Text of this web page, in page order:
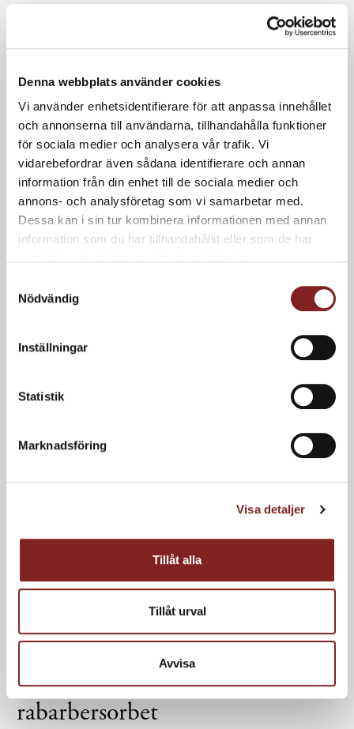
Denna webbplats använder cookies
Vi använder enhetsidentifierare för att anpassa innehållet
och annonserna till användarna, tillhandahålla funktioner
för sociala medier och analysera vår trafik. Vi
vidarebefordrar även sådana identifierare och annan
information från din enhet till de sociala medier och
annons- och analysföretag som vi samarbetar med.
Dessa kan i sin tur kombinera informationen med annan
information som du har tillhandahållit eller som de har
Nödvändig
Inställningar
Statistik
Marknadsföring
Visa detaljer
Tillåt alla
Tillåt urval
Avvisa
Örtstekt lamm med lammkorv,
Vol-au-vent, vit och grön sparris
samt lamm- och murkelsky
Vaniljbakad rabarber med
grillade jordgubbar, ättikskola,
kanderade pistagenötter och
rabarbersorbet